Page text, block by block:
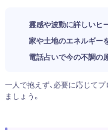
霊感や波動に詳しいヒ
家や土地のエネルギー
電話占いで今の不調の
一人で抱えず、必要に応じて
ましょう。